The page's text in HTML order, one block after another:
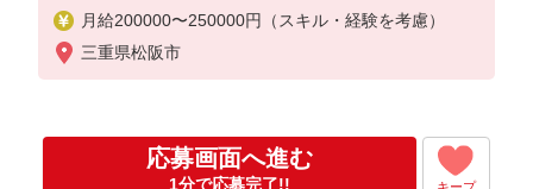
月給200000〜250000円（スキル・経験を考慮）
三重県松阪市
応募画面へ進む
1分で応募完了!! キープ